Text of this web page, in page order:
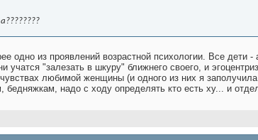
одно из проявлений возрастной психологии. Все
учатся "залезать в шкуру" ближнего своего, и
любимой женщины (и одного из них я
надо с ходу определять кто есть ху... и